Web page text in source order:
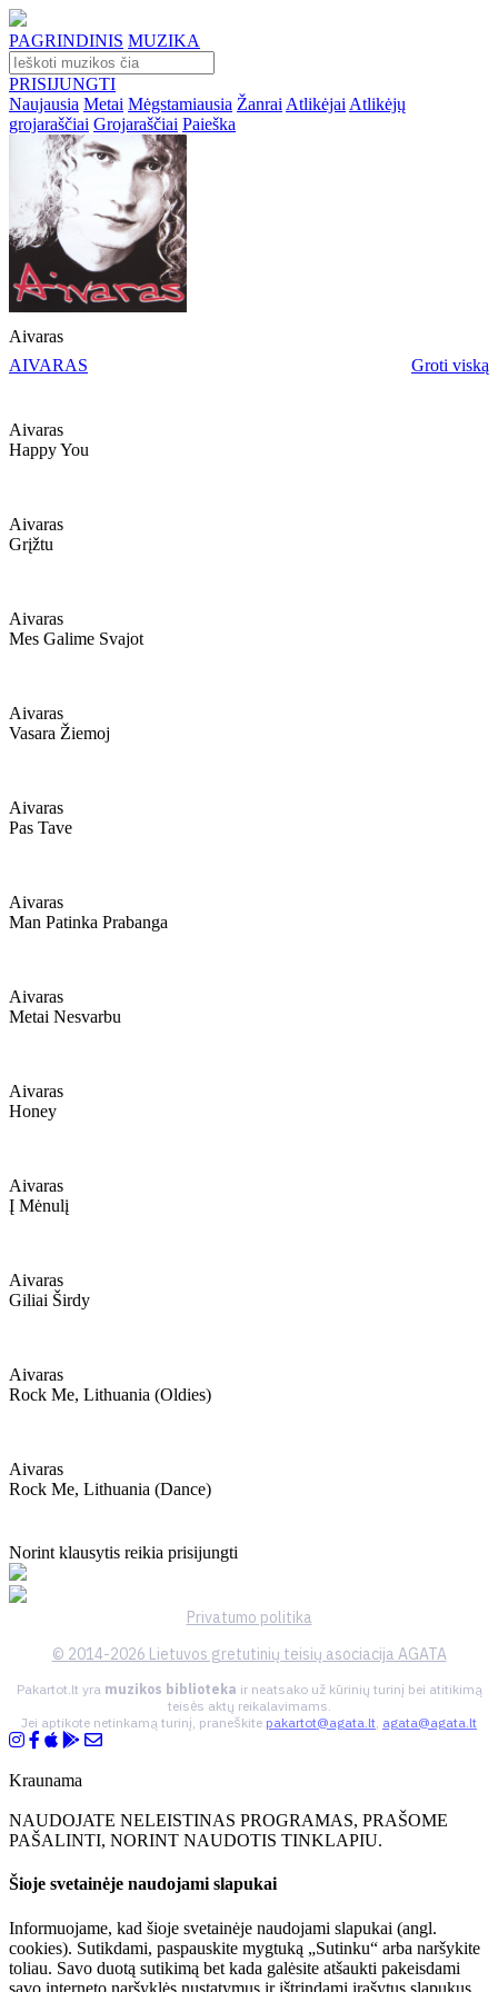
PAGRINDINIS MUZIKA
PRISIJUNGTI
Naujausia Metai Mėgstamiausia Žanrai Atlikėjai Atlikėjų
grojaraščiai Grojaraščiai Paieška
Aivaras
AIVARAS
Groti viską
Aivaras
Happy You
Aivaras
Grįžtu
Aivaras
Mes Galime Svajot
Aivaras
Vasara Žiemoj
Aivaras
Pas Tave
Aivaras
Man Patinka Prabanga
Aivaras
Metai Nesvarbu
Aivaras
Honey
Aivaras
Į Mėnulį
Aivaras
Giliai Širdy
Aivaras
Rock Me, Lithuania (oldies)
Aivaras
Rock Me, Lithuania (dance)
Norint klausytis reikia prisijungti
Privatumo politika
© 2014-2026 Lietuvos gretutinių teisių asociacija AGATA
Pakartot.lt yra muzikos biblioteka ir neatsako už kūrinių turinį bei atitikimą
teisės aktų reikalavimams.
Jei aptikote netinkamą turinį, praneškite pakartot@agata.lt, agata@agata.lt
Kraunama
NAUDOJATE NELEISTINAS PROGRAMAS, PRAŠOME
PAŠALINTI, NORINT NAUDOTIS TINKLAPIU.
Šioje svetainėje naudojami slapukai
Informuojame, kad šioje svetainėje naudojami slapukai (angl.
cookies). Sutikdami, paspauskite mygtuką „Sutinku“ arba naršykite
toliau. Savo duotą sutikimą bet kada galėsite atšaukti pakeisdami
savo interneto naršyklės nustatymus ir ištrindami įrašytus slapukus.